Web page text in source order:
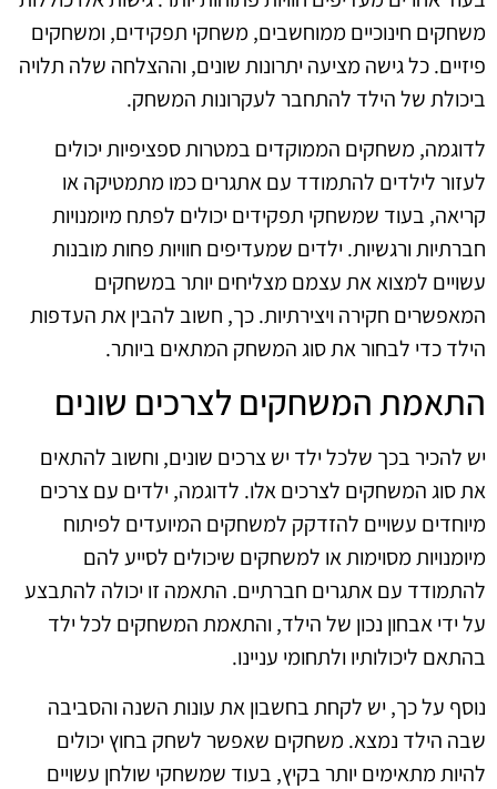
משחקים חינוכיים ממוחשבים, משחקי תפקידים, ומשחקים
פיזיים. כל גישה מציעה יתרונות שונים, וההצלחה שלה תלויה
ביכולת של הילד להתחבר לעקרונות המשחק.
לדוגמה, משחקים הממוקדים במטרות ספציפיות יכולים
לעזור לילדים להתמודד עם אתגרים כמו מתמטיקה או
קריאה, בעוד שמשחקי תפקידים יכולים לפתח מיומנויות
חברתיות ורגשיות. ילדים שמעדיפים חוויות פחות מובנות
עשויים למצוא את עצמם מצליחים יותר במשחקים
המאפשרים חקירה ויצירתיות. כך, חשוב להבין את העדפות
הילד כדי לבחור את סוג המשחק המתאים ביותר.
התאמת המשחקים לצרכים שונים
יש להכיר בכך שלכל ילד יש צרכים שונים, וחשוב להתאים
את סוג המשחקים לצרכים אלו. לדוגמה, ילדים עם צרכים
מיוחדים עשויים להזדקק למשחקים המיועדים לפיתוח
מיומנויות מסוימות או למשחקים שיכולים לסייע להם
להתמודד עם אתגרים חברתיים. התאמה זו יכולה להתבצע
על ידי אבחון נכון של הילד, והתאמת המשחקים לכל ילד
בהתאם ליכולותיו ולתחומי עניינו.
נוסף על כך, יש לקחת בחשבון את עונות השנה והסביבה
שבה הילד נמצא. משחקים שאפשר לשחק בחוץ יכולים
להיות מתאימים יותר בקיץ, בעוד שמשחקי שולחן עשויים